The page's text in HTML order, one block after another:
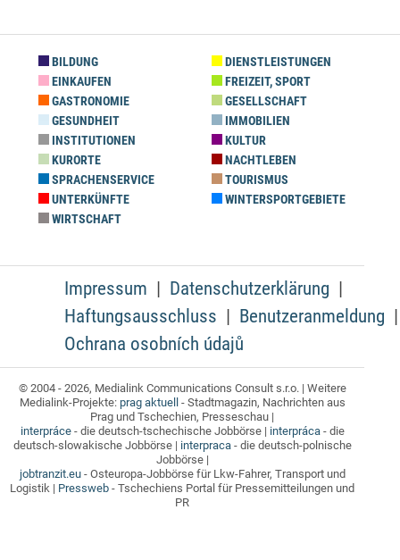
BILDUNG
DIENSTLEISTUNGEN
EINKAUFEN
FREIZEIT, SPORT
GASTRONOMIE
GESELLSCHAFT
GESUNDHEIT
IMMOBILIEN
INSTITUTIONEN
KULTUR
KURORTE
NACHTLEBEN
SPRACHENSERVICE
TOURISMUS
UNTERKÜNFTE
WINTERSPORTGEBIETE
WIRTSCHAFT
Impressum
Datenschutzerklärung
Haftungsausschluss
Benutzeranmeldung
Ochrana osobních údajů
© 2004 - 2026, Medialink Communications Consult s.r.o. | Weitere
Medialink-Projekte: prag aktuell - Stadtmagazin, Nachrichten aus
Prag und Tschechien, Presseschau |
interpráce- die deutsch-tschechische Jobbörse | interpráca- die
deutsch-slowakische Jobbörse | interpraca- die deutsch-polnische
Jobbörse |
jobtranzit.eu- Osteuropa-Jobbörse für Lkw-Fahrer, Transport und
Logistik | Pressweb - Tschechiens Portal für Pressemitteilungen und
PR